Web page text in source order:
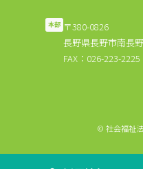
本部 〒380-0826
長野県長野市南長
FAX：026-223-2225
© 社会福祉